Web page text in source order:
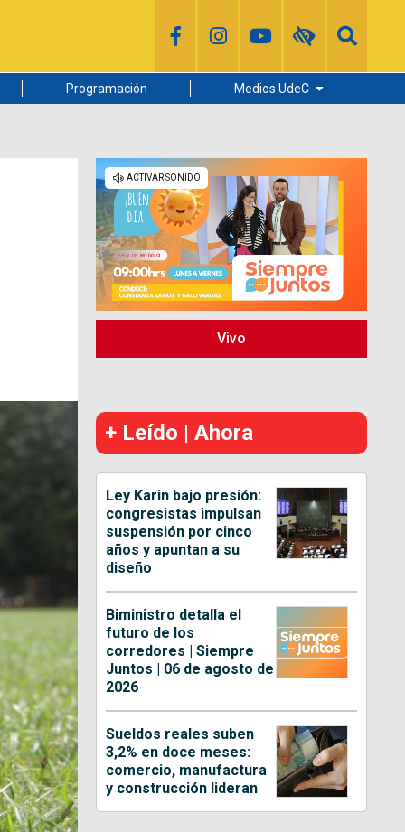
Programación Medios UdeC
Radio UdeC
Noticias UdeC
La Discusión
Vivo
+ Leído | Ahora
Ley Karin bajo presión:
congresistas impulsan
suspensión por cinco
años y apuntan a su
diseño
Biministro detalla el
futuro de los
corredores | Siempre
Juntos | 06 de agosto de
2026
Sueldos reales suben
3,2% en doce meses:
comercio, manufactura
y construcción lideran